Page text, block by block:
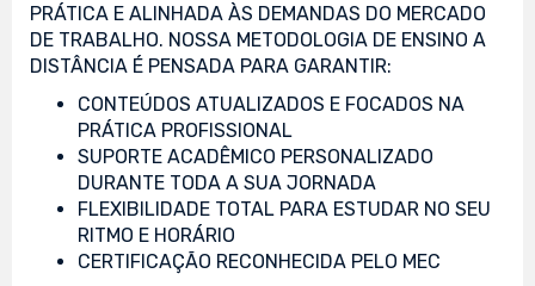
PRÁTICA E ALINHADA ÀS DEMANDAS DO MERCADO
DE TRABALHO. NOSSA METODOLOGIA DE ENSINO A
DISTÂNCIA É PENSADA PARA GARANTIR:
CONTEÚDOS ATUALIZADOS E FOCADOS NA
PRÁTICA PROFISSIONAL
SUPORTE ACADÊMICO PERSONALIZADO
DURANTE TODA A SUA JORNADA
FLEXIBILIDADE TOTAL PARA ESTUDAR NO SEU
RITMO E HORÁRIO
CERTIFICAÇÃO RECONHECIDA PELO MEC